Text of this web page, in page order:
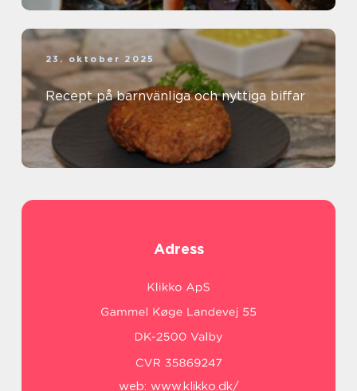
23. oktober 2025
Recept på barnvänliga och nyttiga biffar
Adress
web: www.klikko.dk/